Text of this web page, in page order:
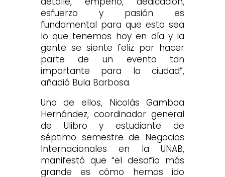
esfuerzo y pasión es
fundamental para que esto sea
lo que tenemos hoy en día y la
gente se siente feliz por hacer
parte de un evento tan
importante para la ciudad”,
añadió Bula Barbosa.
Uno de ellos, Nicolás Gamboa
Hernández, coordinador general
de Ulibro y estudiante de
séptimo semestre de Negocios
Internacionales en la UNAB,
manifestó que “el desafío más
grande es cómo hemos ido